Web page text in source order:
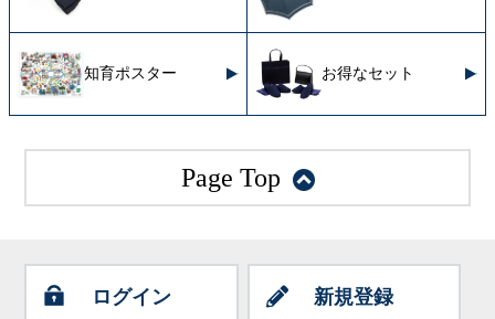
知育ポスター お得なセット
Page Top
ログイン 新規登録